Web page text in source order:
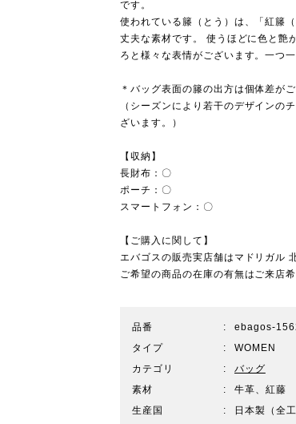
です。
使われている籐（とう）は、「紅籐
丈夫な素材です。 使うほどに色と艶
ろと様々な表情がございます。一つ
＊バッグ表面の籐の出方は個体差がご
（シーズンにより若干のデザインの
ざいます。）
【収納】
長財布：〇
ポーチ：〇
スマートフォン：〇
【ご購入に関して】
エバゴスの販売実店舗は マドリガル
ご希望の商品の在庫の有無はご来店
品番
ebagos-
タイプ
WOMEN
カテゴリ
バッグ
素材
牛革、紅藤
生産国
日本製（全